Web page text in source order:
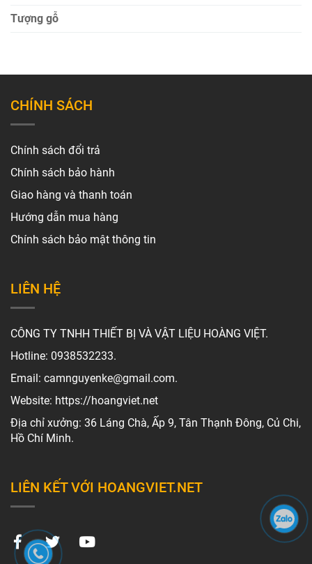
Tượng gỗ
CHÍNH SÁCH
Chính sách đổi trả
Chính sách bảo hành
Giao hàng và thanh toán
Hướng dẫn mua hàng
Chính sách bảo mật thông tin
LIÊN HỆ
CÔNG TY TNHH THIẾT BỊ VÀ VẬT LIỆU HOÀNG VIỆT.
Hotline: 0938532233.
Email: camnguyenke@gmail.com.
Website: https://hoangviet.net
Địa chỉ xưởng: 36 Láng Chà, Ấp 9, Tân Thạnh Đông, Củ Chi,
Hồ Chí Minh.
LIÊN KẾT VỚI HOANGVIET.NET